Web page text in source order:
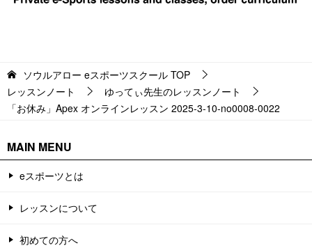
ソウルアロー eスポーツスクール TOP
レッスンノート
ゆってぃ先生のレッスンノート
「お休み」Apex オンラインレッスン 2025-3-10-no0008-0022
MAIN MENU
eスポーツとは
レッスンについて
初めての方へ